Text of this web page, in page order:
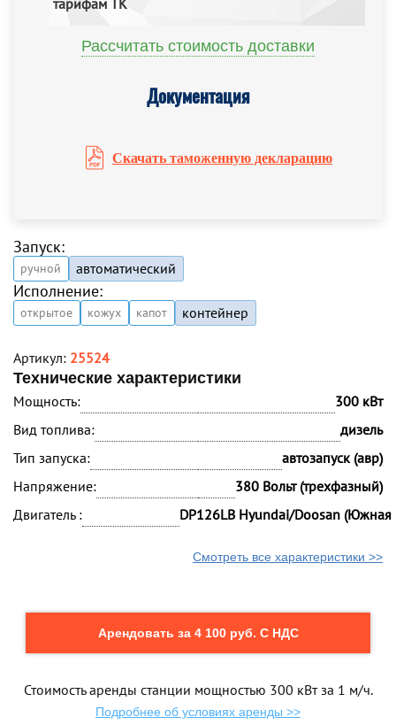
тарифам ТК
Рассчитать стоимость доставки
Документация
Скачать таможенную декларацию
Запуск:
ручной автоматический
Исполнение:
открытое кожух капот контейнер
Артикул: 25524
Технические характеристики
Мощность:
300 кВт
Вид топлива:
дизель
Тип запуска:
автозапуск (авр)
Напряжение:
380 Вольт (трехфазный)
Двигатель :
DP126LB Hyundai/Doosan (Южная
Смотреть все характеристики >>
Арендовать за 4 100 руб. С НДС
Стоимость аренды станции мощностью 300 кВт за 1 м/ч.
Подробнее об условиях аренды >>